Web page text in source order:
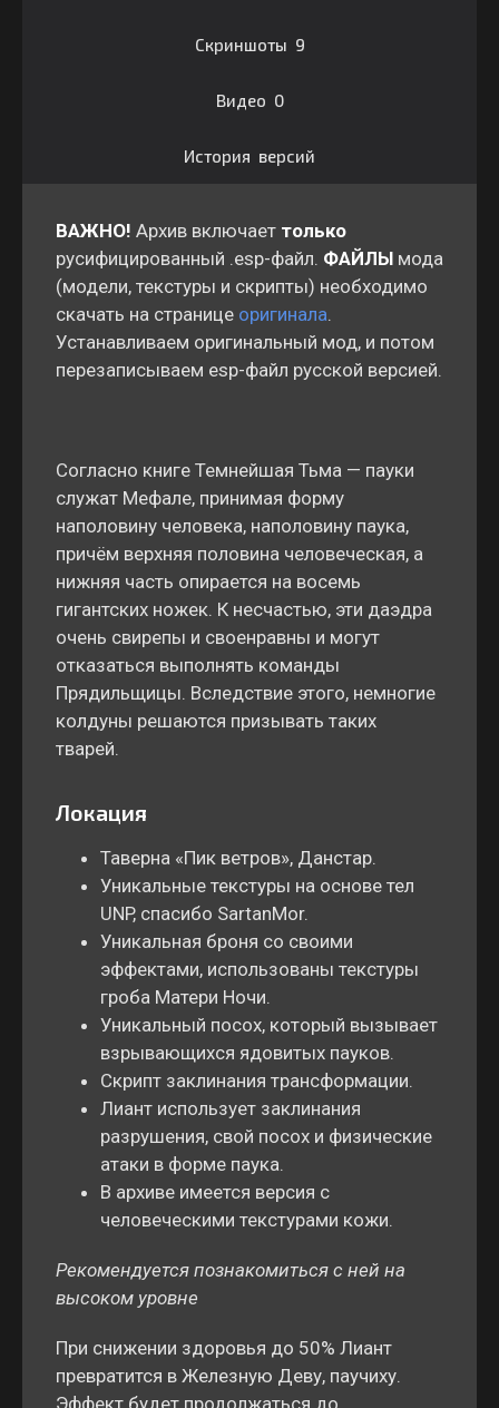
Скриншоты 9
Видео 0
История версий
ВАЖНО! Архив включает только
русифицированный .esp-файл. ФАЙЛЫ мода
(модели, текстуры и скрипты) необходимо
скачать на странице оригинала.
Устанавливаем оригинальный мод, и потом
перезаписываем esp-файл русской версией.
Согласно книге Темнейшая Тьма — пауки
служат Мефале, принимая форму
наполовину человека, наполовину паука,
причём верхняя половина человеческая, а
нижняя часть опирается на восемь
гигантских ножек. К несчастью, эти даэдра
очень свирепы и своенравны и могут
отказаться выполнять команды
Прядильщицы. Вследствие этого, немногие
колдуны решаются призывать таких
тварей.
Локация
Таверна «Пик ветров», Данстар.
Уникальные текстуры на основе тел
UNP, спасибо SartanMor.
Уникальная броня со своими
эффектами, использованы текстуры
гроба Матери Ночи.
Уникальный посох, который вызывает
взрывающихся ядовитых пауков.
Скрипт заклинания трансформации.
Лиант использует заклинания
разрушения, свой посох и физические
атаки в форме паука.
В архиве имеется версия с
человеческими текстурами кожи.
Рекомендуется познакомиться с ней на
высоком уровне
При снижении здоровья до 50% Лиант
превратится в Железную Деву, паучиху.
Эффект будет продолжаться до